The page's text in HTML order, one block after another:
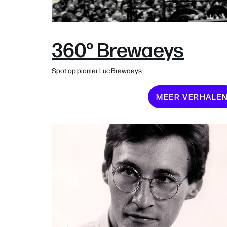
360° Brewaeys
Spot op pionier Luc Brewaeys
MEER